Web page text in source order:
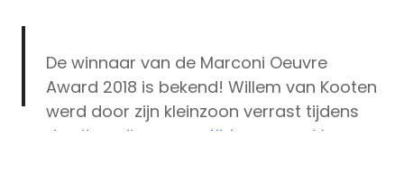
De winnaar van de Marconi Oeuvre
Award 2018 is bekend! Willem van Kooten
werd door zijn kleinzoon verrast tijdens
de uitzending van
@tijdvoormax
. Van